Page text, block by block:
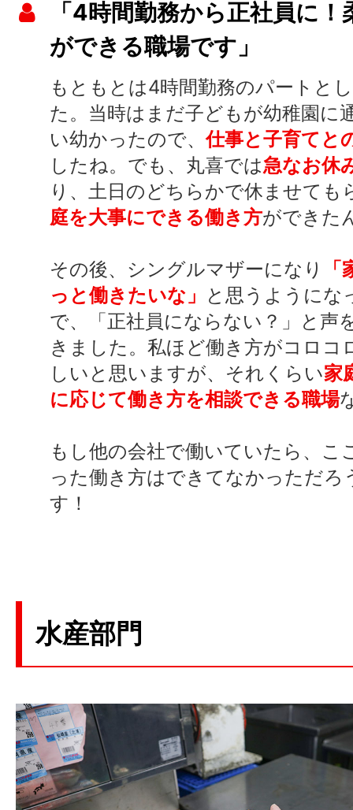
「4時間勤務から正社員に
ができる職場です」
もともとは4時間勤務のパートと
た。当時はまだ子どもが幼稚園に
い幼かったので、仕事と子育てと
したね。でも、丸喜では急なお休
り、土日のどちらかで休ませても
庭を大事にできる働き方ができた
その後、シングルマザーになり
っと働きたいな」 と思うようにな
で、「正社員にならない？」と声
きました。私ほど働き方がコロコ
しいと思いますが、それくらい家
に応じて働き方を相談できる職場
もし他の会社で働いていたら、こ
った働き方はできてなかっただろ
す！
水産部門